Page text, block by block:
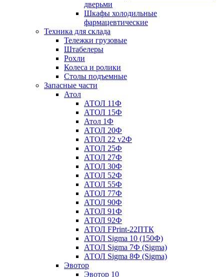
дверьми
Шкафы холодильные
фармацевтические
Техника для склада
Тележки грузовые
Штабелеры
Рохли
Колеса и ролики
Столы подъемные
Запасные части
Атол
АТОЛ 11Ф
АТОЛ 15Ф
Атол 1Ф
АТОЛ 20Ф
АТОЛ 22 v2Ф
АТОЛ 25Ф
АТОЛ 27Ф
АТОЛ 30Ф
АТОЛ 52Ф
АТОЛ 55Ф
АТОЛ 77Ф
АТОЛ 90Ф
АТОЛ 91Ф
АТОЛ 92Ф
АТОЛ FPrint-22ПТК
АТОЛ Sigma 10 (150Ф)
АТОЛ Sigma 7Ф (Sigma)
АТОЛ Sigma 8Ф (Sigma)
Эвотор
Эвотор 10